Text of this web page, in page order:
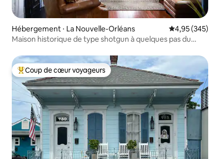
Hébergement ⋅ La Nouvelle-Orléans Évaluation
4,95 (345)
Maison historique de type shotgun à quelques pas du
Coups de cœur voyageurs les plus appréciés
Coup de cœur voyageurs